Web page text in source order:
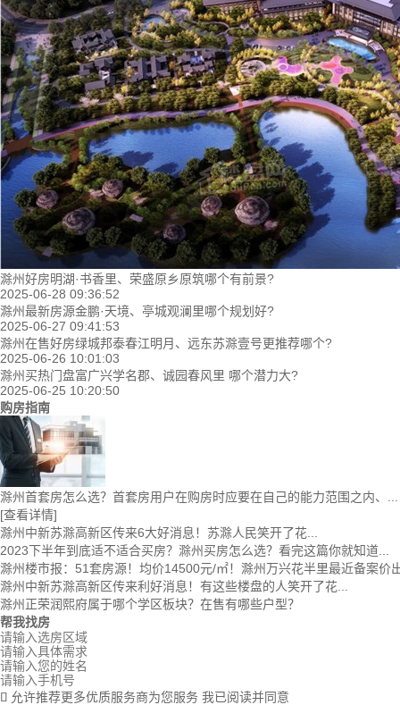
滁州好房明湖·书香里、荣盛原乡原筑哪个有前景?
2025-06-28 09:36:52
滁州最新房源金鹏·天境、亭城观澜里哪个规划好?
2025-06-27 09:41:53
滁州在售好房绿城邦泰春江明月、远东苏滁壹号更推荐哪个?
2025-06-26 10:01:03
滁州买热门盘富广兴学名郡、诚园春风里 哪个潜力大?
2025-06-25 10:20:50
购房指南
滁州首套房怎么选？首套房用户在购房时应要在自己的能力范围之内、...
[查看详情]
滁州中新苏滁高新区传来6大好消息！苏滁人民笑开了花...
2023下半年到底适不适合买房？滁州买房怎么选？看完这篇你就知道...
滁州楼市报：51套房源！均价14500元/㎡！滁州万兴花半里最近备案价
滁州中新苏滁高新区传来利好消息！有这些楼盘的人笑开了花...
滁州正荣润熙府属于哪个学区板块？在售有哪些户型？
帮我找房
 允许推荐更多优质服务商为您服务 我已阅读并同意